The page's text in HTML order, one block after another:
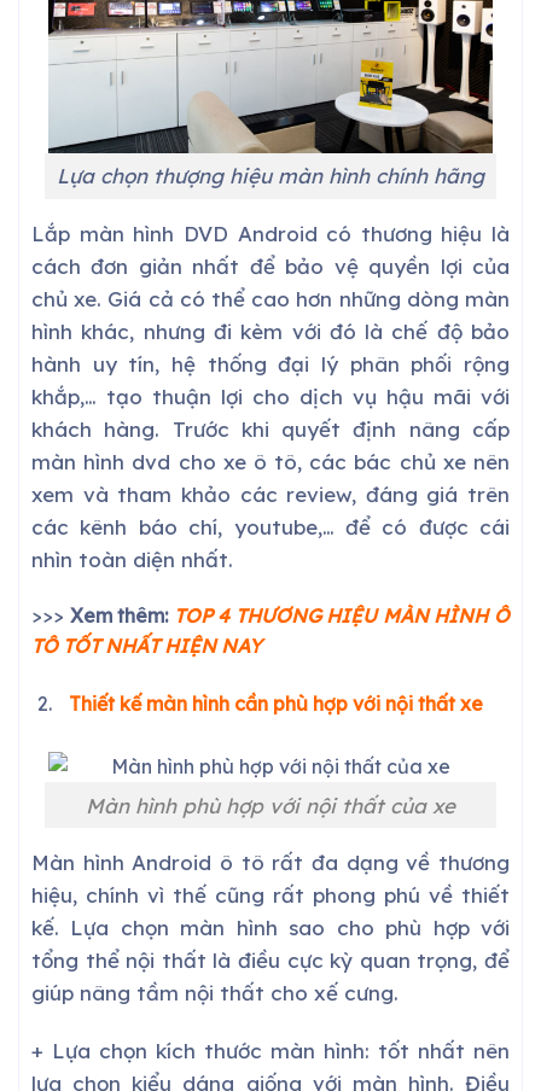
Lựa chọn thượng hiệu màn hình chính hãng
Lắp màn hình DVD Android có thương hiệu là
cách đơn giản nhất để bảo vệ quyền lợi của
chủ xe. Giá cả có thể cao hơn những dòng màn
hình khác, nhưng đi kèm với đó là chế độ bảo
hành uy tín, hệ thống đại lý phân phối rộng
khắp,… tạo thuận lợi cho dịch vụ hậu mãi với
khách hàng. Trước khi quyết định nâng cấp
màn hình dvd cho xe ô tô, các bác chủ xe nên
xem và tham khảo các review, đáng giá trên
các kênh báo chí, youtube,… để có được cái
nhìn toàn diện nhất.
>>> Xem thêm: TOP 4 THƯƠNG HIỆU MÀN HÌNH Ô
TÔ TỐT NHẤT HIỆN NAY
Thiết kế màn hình cần phù hợp với nội thất xe
Màn hình phù hợp với nội thất của xe
Màn hình Android ô tô rất đa dạng về thương
hiệu, chính vì thế cũng rất phong phú về thiết
kế. Lựa chọn màn hình sao cho phù hợp với
tổng thể nội thất là điều cực kỳ quan trọng, để
giúp nâng tầm nội thất cho xế cưng.
+ Lựa chọn kích thước màn hình: tốt nhất nên
lựa chọn kiểu dáng giống với màn hình. Điều